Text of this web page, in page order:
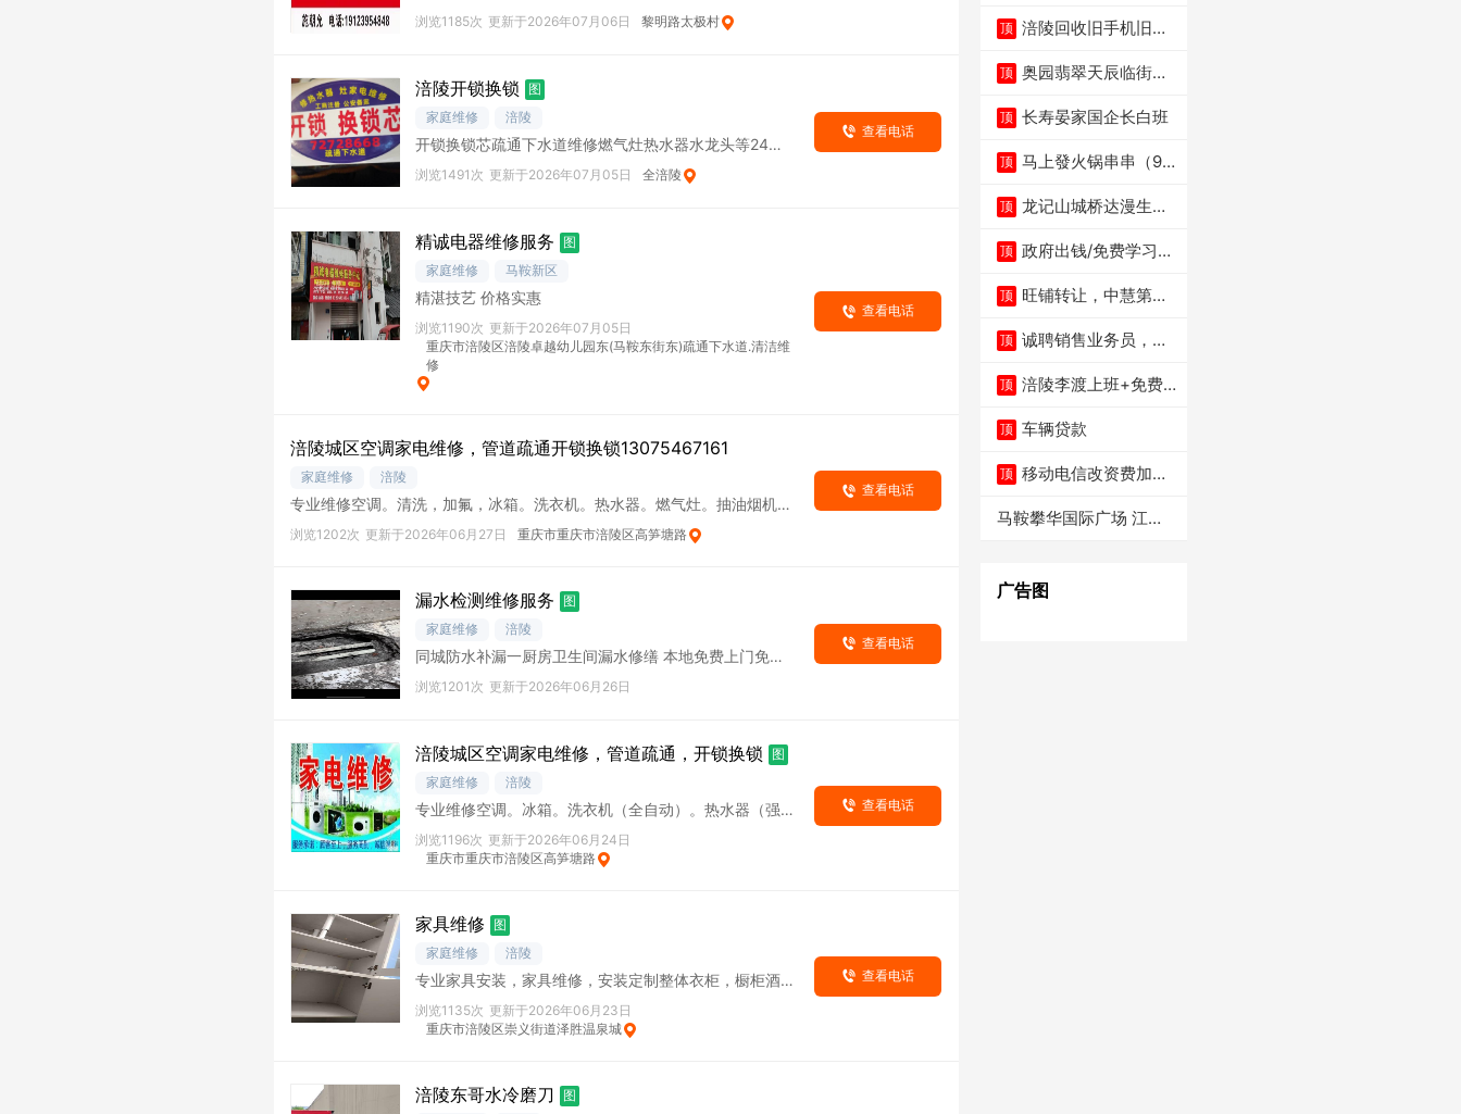
浏览1185次 更新于2026年07月06日 黎明路太极村
涪陵开锁换锁
图
家庭维修
涪陵
开锁换锁芯疏通下水道维修燃气灶热水器水龙头等24小
时在线
浏览1491次 更新于2026年07月05日 全涪陵
查看电话
精诚电器维修服务
图
家庭维修
马鞍新区
精湛技艺 价格实惠
浏览1190次 更新于2026年07月05日
重庆市涪陵区涪陵卓越幼儿园东(马鞍东街东)疏通下水道.清洁维
修
查看电话
涪陵城区空调家电维修，管道疏通开锁换锁13075467161
家庭维修 涪陵
专业维修空调。清洗，加氟，冰箱。洗衣机。热水器。燃气灶。抽油烟机。
浴霸，水龙头。开锁。换升级锁芯。下
浏览1202次 更新于2026年06月27日 重庆市重庆市涪陵区高笋塘路
查看电话
漏水检测维修服务
图
家庭维修
涪陵
同城防水补漏一厨房卫生间漏水修缮 本地免费上门免费
勘查 专业精准定位漏水点
浏览1201次 更新于2026年06月26日
查看电话
涪陵城区空调家电维修，管道疏通，开锁换锁
图
家庭维修
涪陵
专业维修空调。冰箱。洗衣机（全自动）。热水器（强
排）。燃气灶。抽油烟机。微波炉。开锁。换升级锁芯。
下
浏览1196次 更新于2026年06月24日
重庆市重庆市涪陵区高笋塘路
查看电话
家具维修
图
家庭维修
涪陵
专业家具安装，家具维修，安装定制整体衣柜，橱柜酒
柜，卧室门等，维修吊滑门，衣柜滑门，厕所门，橱柜
门，
浏览1135次 更新于2026年06月23日
重庆市涪陵区崇义街道泽胜温泉城
查看电话
涪陵东哥水冷磨刀
图
顶 涪陵回收旧手机旧电
顶 奥园翡翠天辰临街餐
顶 长寿晏家国企长白班
顶 马上發火锅串串（9.8
顶 龙记山城桥达漫生活
顶 政府出钱/免费学习AI
顶 旺铺转让，中慧第一
顶 诚聘销售业务员，高
顶 涪陵李渡上班+免费
顶 车辆贷款
顶 移动电信改资费加流
马鞍攀华国际广场 江湖
广告图